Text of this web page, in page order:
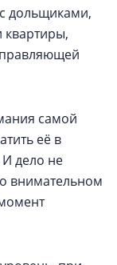
дольщиками,
квартиры,
самой
её в
дело не
внимательном